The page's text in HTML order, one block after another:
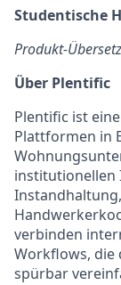
Studentische
Produkt-
Über Plentific
Plentific ist
Plattformen in
institutionellen
verbinden
Workflows, die
spürbar